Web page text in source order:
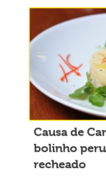
Causa de
bolinho
recheado